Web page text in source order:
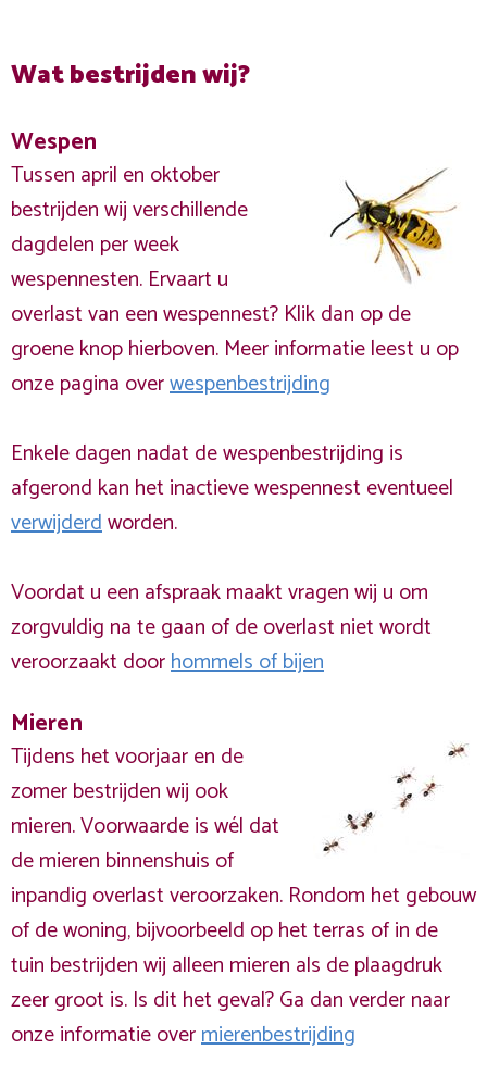
Wat bestrijden wij?
Wespen
Tussen april en oktober
bestrijden wij verschillende
dagdelen per week
wespennesten. Ervaart u
overlast van een wespennest? Klik dan op de
groene knop hierboven. Meer informatie leest u op
onze pagina overwespenbestrijding
Enkele dagen nadat de wespenbestrijding is
afgerond kan het inactieve wespennest eventueel
verwijderdworden.
Voordat u een afspraak maakt vragen wij u om
zorgvuldig na te gaan of de overlast niet wordt
veroorzaakt doorhommels of bijen
Mieren
Tijdens het voorjaar en de
zomer bestrijden wij ook
mieren. Voorwaarde is wél dat
de mieren binnenshuis of
inpandig overlast veroorzaken. Rondom het gebouw
of de woning, bijvoorbeeld op het terras of in de
tuin bestrijden wij alleen mieren als de plaagdruk
zeer groot is. Is dit het geval? Ga dan verder naar
onze informatie overmierenbestrijding